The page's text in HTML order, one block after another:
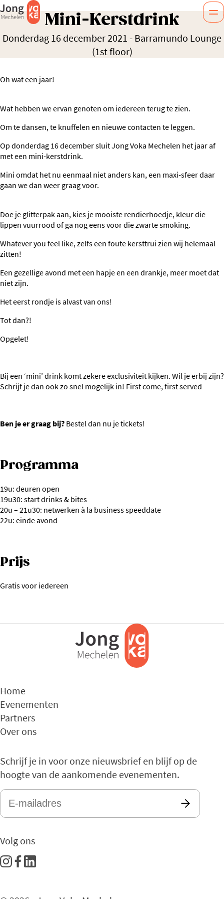
Mini-Kerstdrink
Donderdag 16 december 2021 - Barramundo Lounge
(1st floor)
Oh wat een jaar!
Wat hebben we ervan genoten om iedereen terug te zien.
Om te dansen, te knuffelen en nieuwe contacten te leggen.
Op donderdag 16 december sluit Jong Voka Mechelen het jaar af
met een mini-kerstdrink.
Mini omdat het nu eenmaal niet anders kan, een maxi-sfeer daar
gaan we dan weer graag voor.
Doe je glitterpak aan, kies je mooiste rendierhoedje, kleur die
lippen vuurrood of ga nog eens voor die zwarte smoking.
Whatever you feel like, zelfs een foute kersttrui zien wij helemaal
zitten!
Een gezellige avond met een hapje en een drankje, meer moet dat
niet zijn.
Het eerst rondje is alvast van ons!
Tot dan?!
Opgelet!
Bij een ‘mini’ drink komt zekere exclusiviteit kijken. Wil je erbij zijn?
Schrijf je dan ook zo snel mogelijk in! First come, first served
Ben je er graag bij? Bestel dan nu je tickets!
Programma
19u: deuren open
19u30: start drinks & bites
20u – 21u30: netwerken à la business speeddate
22u: einde avond
Prijs
Gratis voor iedereen
Home
Evenementen
Partners
Over ons
Schrijf je in voor onze nieuwsbrief en blijf op de
hoogte van de aankomende evenementen.
E-
mailadres*
Volg ons